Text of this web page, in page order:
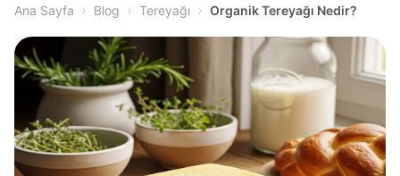
Ana Sayfa › Blog › Tereyağı › Organik Tereyağı Nedir?